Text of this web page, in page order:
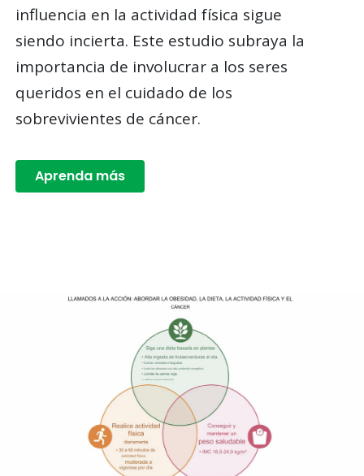
influencia en la actividad física sigue
siendo incierta. Este estudio subraya la
importancia de involucrar a los seres
queridos en el cuidado de los
sobrevivientes de cáncer.
Aprenda más